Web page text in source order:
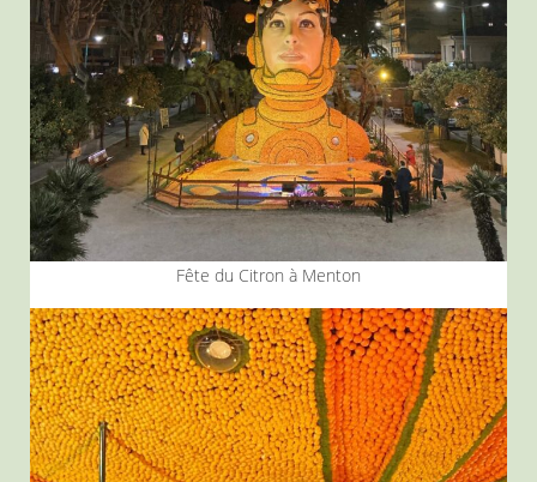
Fête du Citron à Menton